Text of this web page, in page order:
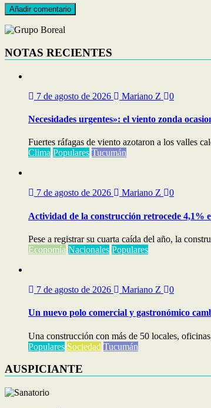
NOTAS RECIENTES
7 de agosto de 2026 Mariano Z 0
Necesidades urgentes»: el viento zonda
Fuertes ráfagas de viento azotaron a los valles
Clima Populares Tucumán
7 de agosto de 2026 Mariano Z 0
Actividad de la construcción retrocede 4,1%
Pese a registrar su cuarta caída del año, la
Economía Nacionales Populares
7 de agosto de 2026 Mariano Z 0
Un nuevo polo comercial y gastronómico
Una construcción con más de 50 locales,
Populares Sociedad Tucumán
AUSPICIANTE